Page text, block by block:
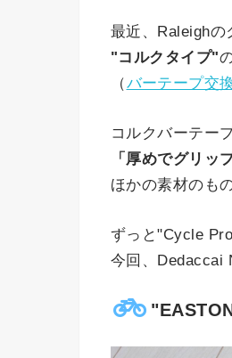
最近、Raleighの
"コルクタイプ"
（バーテープ交
コルクバーテー
「厚めでグリッ
ほかの素材のも
ずっと"Cycle
今回、Dedaccai